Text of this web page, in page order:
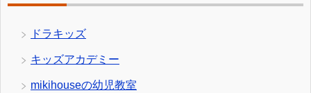
ドラキッズ
キッズアカデミー
mikihouseの幼児教室